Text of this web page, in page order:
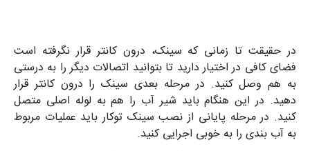
در حقیقت تا زمانی که سینک، درون کانتر قرار نگرفته است
فضای کافی در اختیار دارید تا بتوانید اتصالات دیگر را به درستی
به هم وصل کنید. در مرحله بعدی سینک را درون کانتر قرار
دهید. در این هنگام باید شیر آب را هم به لوله اصلی متصل
کنید. در مرحله پایانی از نصب سینک توکار باید عملیات مربوط
به آب بندی را به خوبی اجرایی کنید.